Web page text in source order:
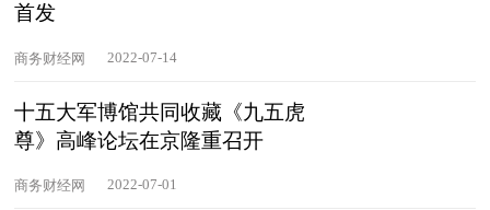
首发
商务财经网 2022-07-14
十五大军博馆共同收藏《九五虎
尊》高峰论坛在京隆重召开
商务财经网 2022-07-01